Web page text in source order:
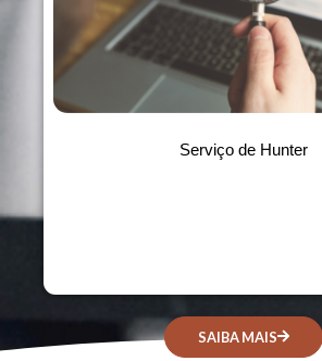
Serviço de Hunter
SAIBA MAIS